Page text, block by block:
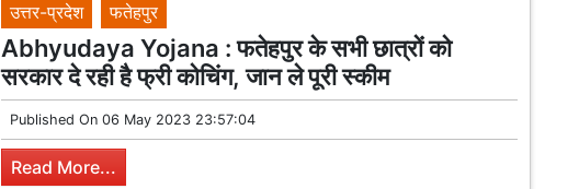
उत्तर-प्रदेश फतेहपुर
Abhyudaya Yojana : फतेहपुर के सभी छात्रों को
सरकार दे रही है फ्री कोचिंग, जान ले पूरी स्कीम
Published On 06 May 2023 23:57:04
Read More...